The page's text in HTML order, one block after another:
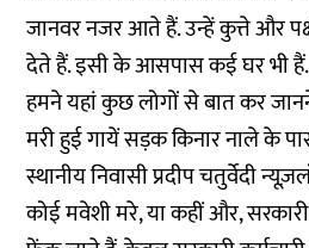
जानवर नजर आते हैं. उन्हें कुत्ते और
देते हैं. इसी के आसपास कई घर भी हैं.
हमने यहां कुछ लोगों से बात कर
मरी हुई गायें सड़क किनार नाले के
स्थानीय निवासी प्रदीप चतुर्वेदी
कोई मवेशी मरे, या कहीं और,